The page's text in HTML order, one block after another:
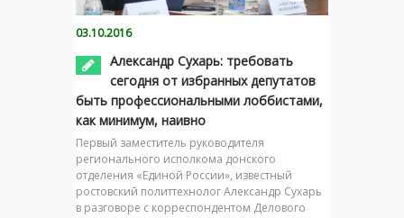
03.10.2016
Александр Сухарь: требовать
сегодня от избранных депутатов
быть профессиональными лоббистами,
как минимум, наивно
Первый заместитель руководителя
регионального исполкома донского
отделения «Единой России», известный
ростовский политтехнолог Александр Сухарь
в разговоре с корреспондентом Делового